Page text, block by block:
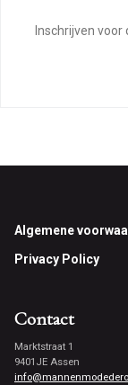
mailadres
Footer
Algemene
Privacy Policy
Contact
Marktstraat 1
9401JE Assen